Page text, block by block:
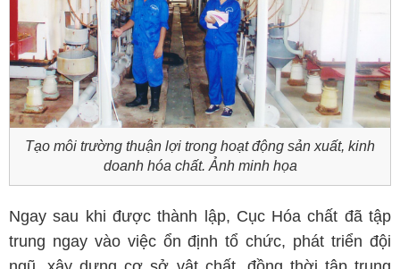
Tạo môi trường thuận lợi trong hoạt động sản xuất, kinh
doanh hóa chất. Ảnh minh họa
Ngay sau khi được thành lập, Cục Hóa chất đã tập
trung ngay vào việc ổn định tổ chức, phát triển đội